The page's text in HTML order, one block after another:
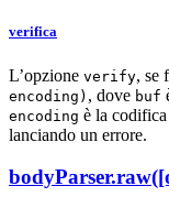
verifica
L’opzione verify, se
encoding) , dove buf
encoding è la codifica
lanciando un errore.